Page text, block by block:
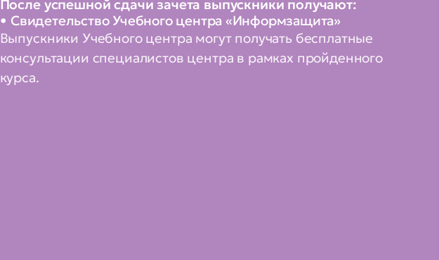
После успешной сдачи зачета выпускники получают:
Свидетельство Учебного центра «Информзащита»
Выпускники Учебного центра могут получать бесплатные
консультации специалистов центра в рамках пройденного
курса.